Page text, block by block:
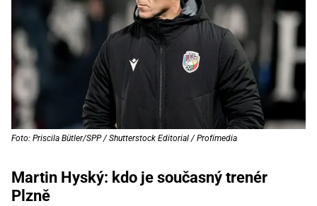
Foto: Priscila Bütler/SPP / Shutterstock Editorial / Profimedia
Martin Hyský: kdo je současný trenér
Plzně